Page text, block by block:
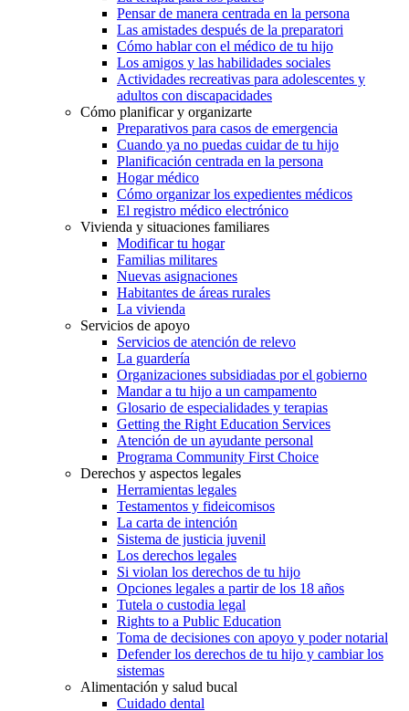
Pensar de manera centrada en la persona
Las amistades después de la preparatori
Cómo hablar con el médico de tu hijo
Los amigos y las habilidades sociales
Actividades recreativas para adolescentes y
adultos con discapacidades
Cómo planificar y organizarte
Preparativos para casos de emergencia
Cuando ya no puedas cuidar de tu hijo
Planificación centrada en la persona
Hogar médico
Cómo organizar los expedientes médicos
El registro médico electrónico
Vivienda y situaciones familiares
Modificar tu hogar
Familias militares
Nuevas asignaciones
Habitantes de áreas rurales
La vivienda
Servicios de apoyo
Servicios de atención de relevo
La guardería
Organizaciones subsidiadas por el gobierno
Mandar a tu hijo a un campamento
Glosario de especialidades y terapias
Getting the Right Education Services
Atención de un ayudante personal
Programa Community First Choice
Derechos y aspectos legales
Herramientas legales
Testamentos y fideicomisos
La carta de intención
Sistema de justicia juvenil
Los derechos legales
Si violan los derechos de tu hijo
Opciones legales a partir de los 18 años
Tutela o custodia legal
Rights to a Public Education
Toma de decisiones con apoyo y poder notarial
Defender los derechos de tu hijo y cambiar los
sistemas
Alimentación y salud bucal
Cuidado dental